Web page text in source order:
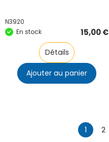
N3920
En stock
15,00€
Détails
Ajouter au panier
1 2